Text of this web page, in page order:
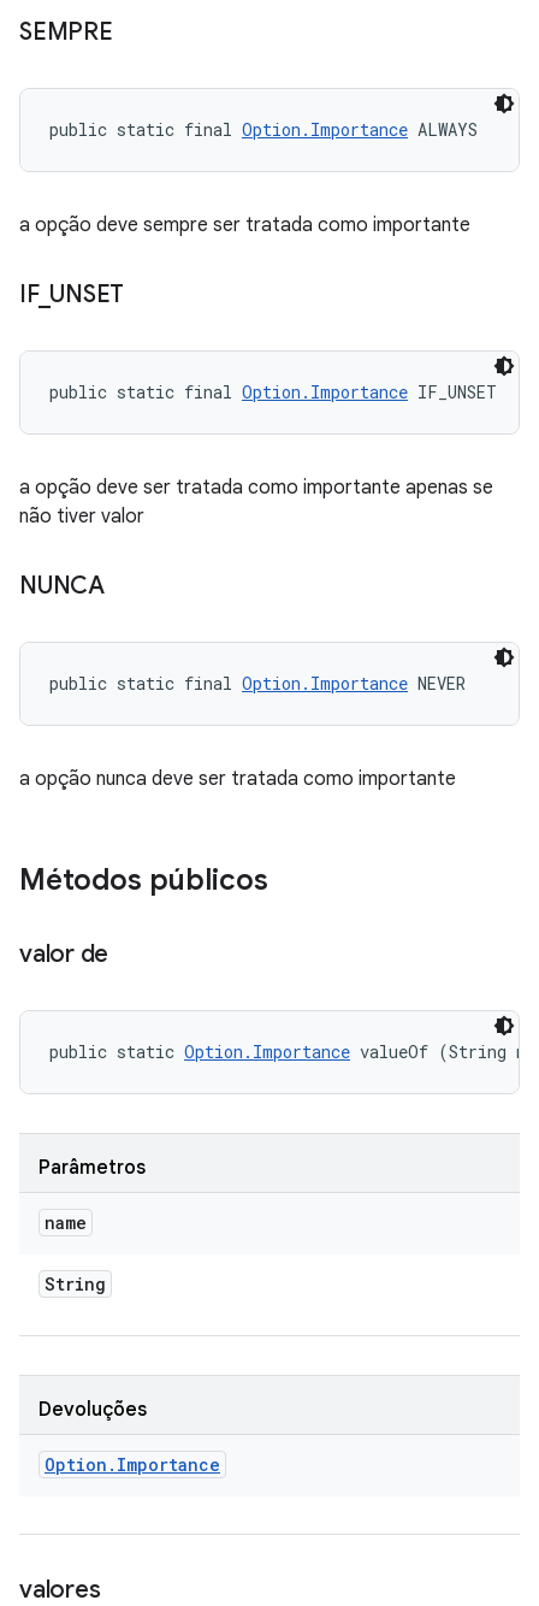
SEMPRE
public static final Option.Importance ALWAYS
a opção deve sempre ser tratada como importante
IF_ UNSET
public static final Option.Importance IF_UNSET
a opção deve ser tratada como importante apenas se
não tiver valor
NUNCA
public static final Option.Importance NEVER
a opção nunca deve ser tratada como importante
Métodos públicos
valor de
public static Option.Importance valueOf (String
Parâmetros
name
String
Devoluções
Option . Importance
valores